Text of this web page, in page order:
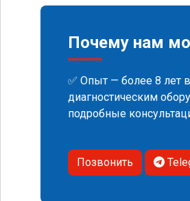
Почему нам
✅ Опыт — более 8 лет
диагностическим
подробные
Позвонить